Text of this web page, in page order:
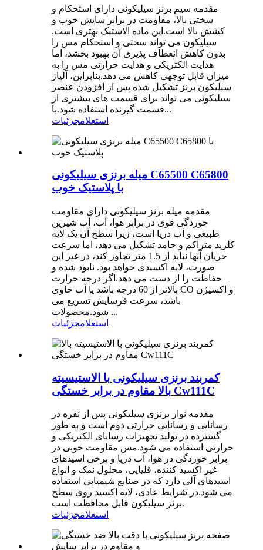
مقدمه سیم برنز سیلیکونی دارای استحکام و
سختی بالا، مقاومت در برابر سایش خوب و
کشش بالا است.این ماده الاستیک بهتری است.
سیلیکون می تواند سختی و استحکام مس را
بدون کاهش انعطاف پذیری آن بهبود بخشد، اما
هدایت الکتریکی و هدایت حرارتی مس را به
میزان قابل توجهی کاهش می دهد.بنابراین، آلیاژ
سیلیکون برنز تشکیل شده پس از افزودن عنصر
سیلیکونی می تواند برای قسمت های بیشتری از
قسمت گیرنده استفاده شود.با...
استعلامجزئیات
میله برنزی سیلیکونی C65500 C65800
با پلاستیک خوب
مقدمه میله برنز سیلیکونی دارای مقاومت
خوردگی قوی در برابر هوا، آب، آب شیرین
طبیعی و آب دریا است، زیرا سطح آن یک لایه
کلرید متراکم و جامد تشکیل می دهد، اما سرعت
جریان آنها نباید از 1.5 متر تجاوز کند، در غیر این
صورت، لایه اکسیدی خواهد بود. نابود شده و
حفاظت را از دست می دهد.اگر درجه حرارت
بالاتر از 60 درجه باشد یا آب حاوی CO و اکسیژن
باشد، سرعت فرسایش تسریع می
شود.محصولات ...
استعلامجزئیات
کمربند برنزی سیلیکونی با الاستیسیته
بالا مقاوم در برابر خستگی Cw111C
مقدمه نوار برنزی سیلیکونی پس از نقره در
رسانایی و رسانایی حرارتی دوم است و به طور
گسترده در تولید تجهیزات رسانای الکتریکی و
حرارتی استفاده می شود.مس مقاومت خوبی در
برابر خوردگی در هوا، آب دریا و برخی اسیدهای
غیر اکسید کننده، قلیایی، محلول نمک و انواع
اسیدهای آلی دارد که در صنایع شیمیایی استفاده
می شود.در شرایط عادی، لایه اکسید روی سطح
برنز سیلیکون قابل محافظت است.
استعلامجزئیات